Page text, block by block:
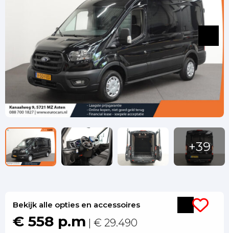
Bekijk alle opties en accessoires
€ 558 p.m | € 29.490